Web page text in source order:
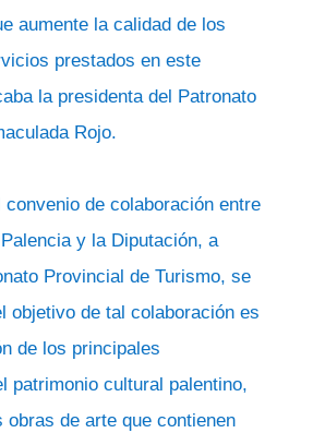
aumente la calidad de los
prestados en este
la presidenta del Patronato
Rojo.
convenio de colaboración entre
y la Diputación, a
Provincial de Turismo, se
objetivo de tal colaboración es
de los principales
patrimonio cultural palentino,
de arte que contienen